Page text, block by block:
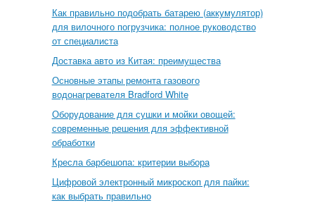
Как правильно подобрать батарею (аккумулятор)
для вилочного погрузчика: полное руководство
от специалиста
Доставка авто из Китая: преимущества
Основные этапы ремонта газового
водонагревателя Bradford White
Оборудование для сушки и мойки овощей:
современные решения для эффективной
обработки
Кресла барбешопа: критерии выбора
Цифровой электронный микроскоп для пайки:
как выбрать правильно